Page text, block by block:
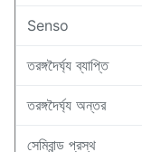
Senso
তরঙ্গদৈর্ঘ্য ব্যাপ্তি
তরঙ্গদৈর্ঘ্য অন্তর
সেমিবান্ড প্রস্থ